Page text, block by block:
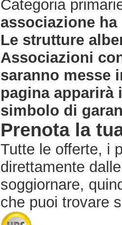
Categoria
associazione
Le strutture
Associazioni
saranno messe
pagina apparirà
simbolo di
Prenota la
Tutte le offerte, i
direttamente
soggiornare,
che puoi trovare